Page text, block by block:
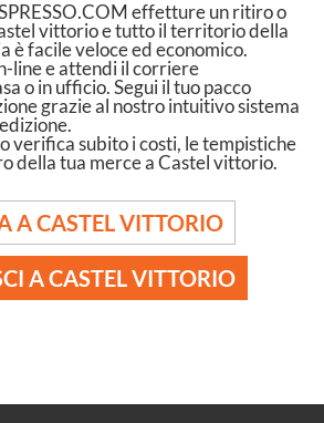
effetture un ritiro o
vittorio e tutto il territorio della
è facile veloce ed economico.
line e attendi il corriere
o in ufficio. Segui il tuo pacco
grazie al nostro intuitivo sistema
verifica subito i costi, le tempistiche
della tua merce a Castel vittorio.
A CASTEL VITTORIO
A CASTEL VITTORIO